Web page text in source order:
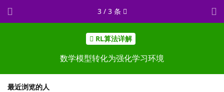
RL算法详解
数学模型转化为强化学习环境
最近浏览的人
3/ 3条